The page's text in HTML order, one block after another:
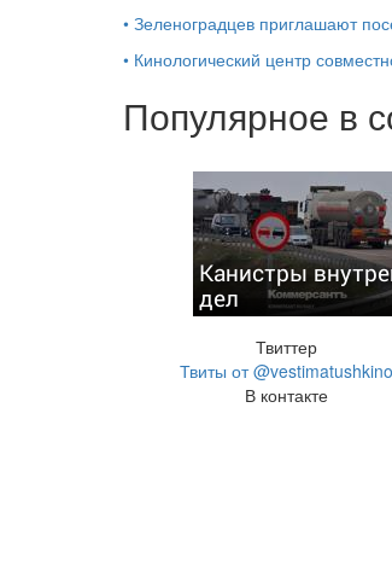
• Зеленоградцев приглашают
• Кинологический центр
Популярное в
Канистры
дел
Твиттер
Твиты от @vestimatushkino
В контакте